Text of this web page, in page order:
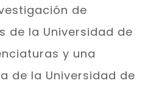
de
de la Universidad de
y una
de la Universidad de